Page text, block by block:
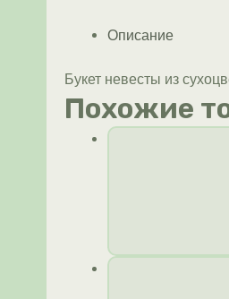
Описание
Букет невесты из
Похожие